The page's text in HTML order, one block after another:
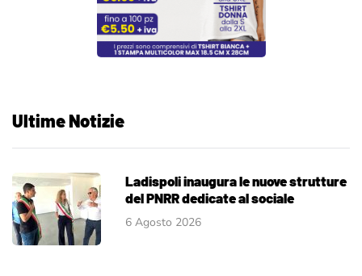
Ultime Notizie
Ladispoli inaugura le nuove strutture
del PNRR dedicate al sociale
6 Agosto 2026